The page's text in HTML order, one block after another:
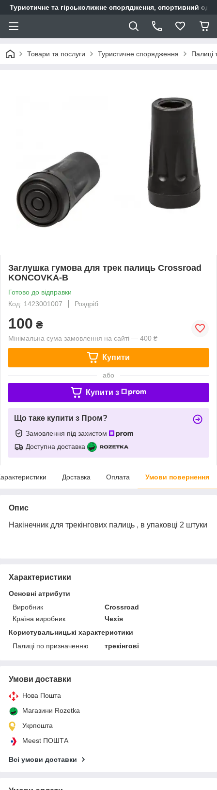
Туристичне та гірськолижне спорядження, спортивний
Товари та послуги Туристичне спорядження Палиці
Заглушка гумова для трек палиць Crossroad
KONCOVKA-B
Готово до відправки
Код: 1423001007
Роздріб
100 ₴
Мінімальна сума замовлення на сайті — 400 ₴
Купити
або
Купити з
Що таке купити з Пром?
Замовлення під захистом
Доступна доставка
Доставка Оплата Умови повернення
Опис
Накінечник для трекінгових палиць , в упаковці 2 штуки
Характеристики
Основні атрибути
Виробник
Crossroad
Країна виробник
Чехія
Користувальницькі характеристики
Палиці по призначенню
трекінгові
Умови доставки
Нова Пошта
Магазини Rozetka
Укрпошта
Meest ПОШТА
Всі умови доставки